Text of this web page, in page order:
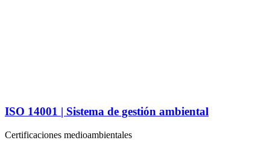
ISO 14001 | Sistema de gestión ambiental
Certificaciones medioambientales